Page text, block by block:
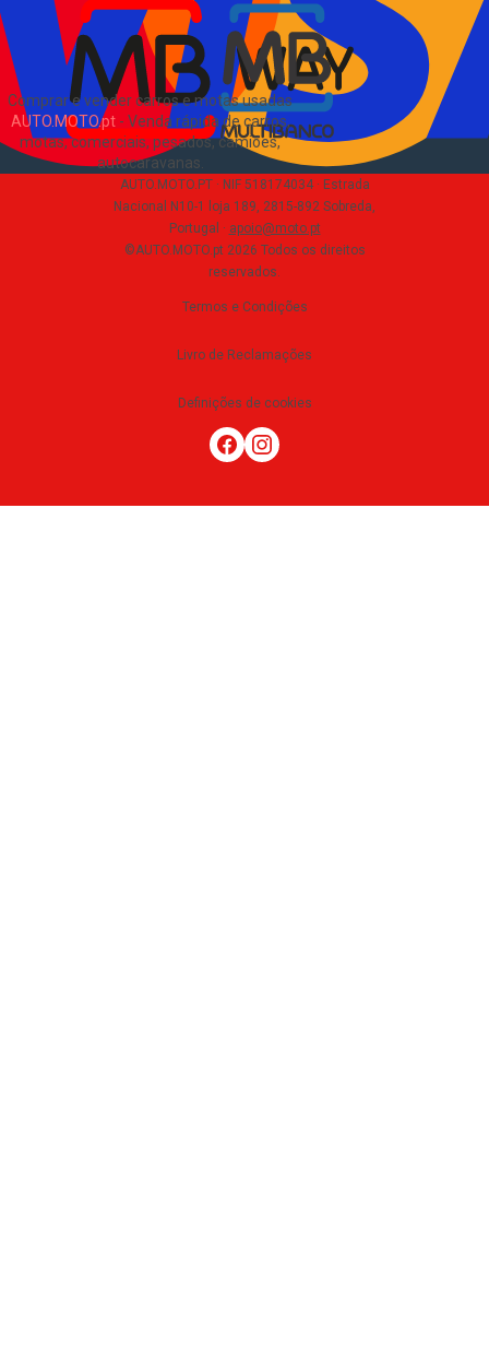
Comprar e vender carros e motas usadas
AUTO.MOTO.pt- Venda rápida de carros,
motas, comerciais, pesados, camiões,
autocaravanas
AUTO.MOTO.PT · NIF 518174034 · Estrada
Nacional N10-1 loja 189, 2815-892 Sobreda,
Portugal · apoio@moto.pt
©AUTO.MOTO.pt 2026 Todos os direitos
reservados.
Termos e Condições
Livro de Reclamações
Definições de cookies